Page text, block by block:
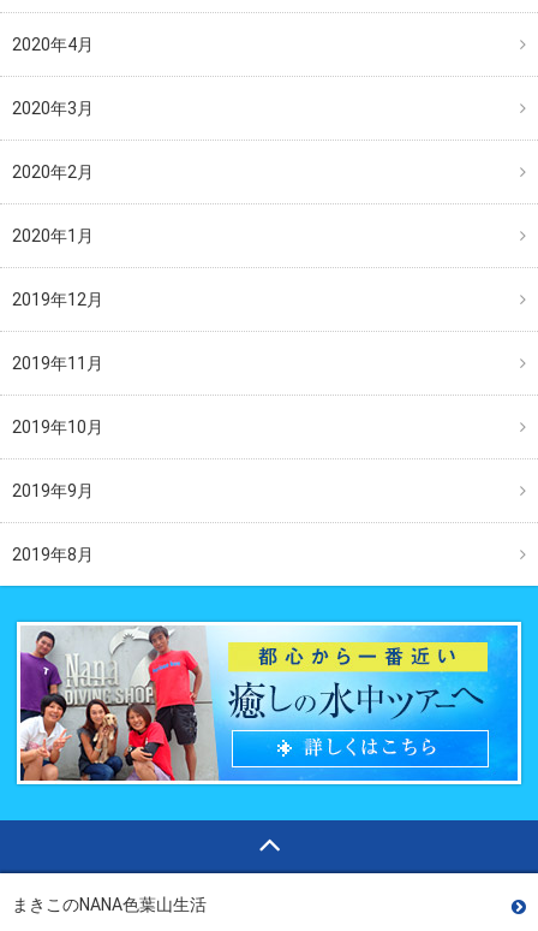
2020年4月
2020年3月
2020年2月
2020年1月
2019年12月
2019年11月
2019年10月
2019年9月
2019年8月
まきこのNANA色葉山生活